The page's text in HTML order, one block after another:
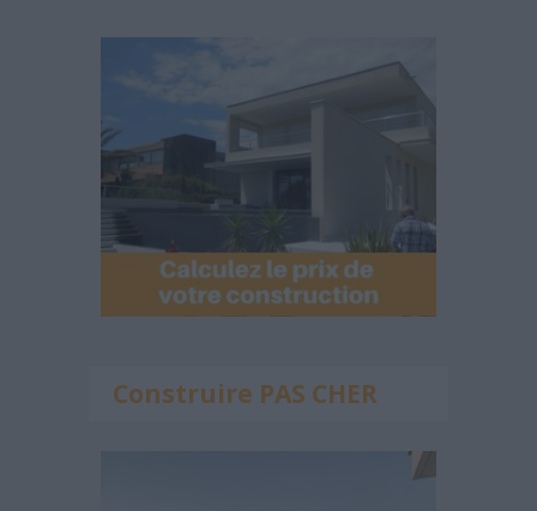
Construire PAS CHER